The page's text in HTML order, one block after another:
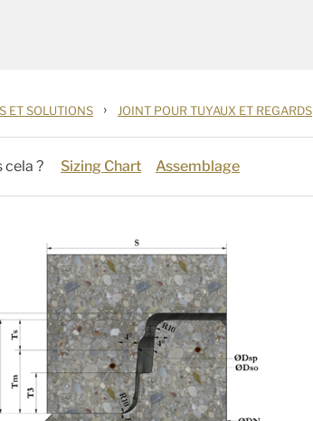
ET SOLUTIONS › JOINT POUR TUYAUX ET REGARDS
cela ? Sizing Chart Assemblage